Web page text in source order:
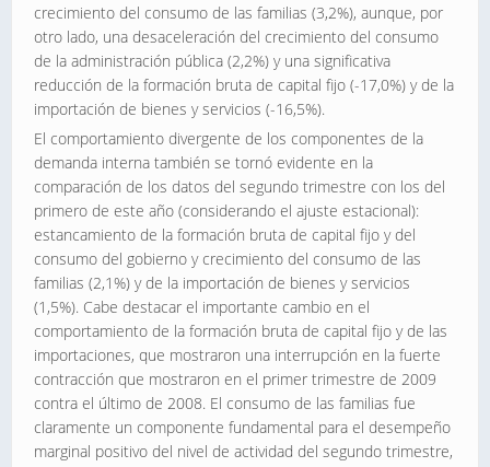
crecimiento del consumo de las familias (3,2%), aunque, por
otro lado, una desaceleración del crecimiento del consumo
de la administración pública (2,2%) y una significativa
reducción de la formación bruta de capital fijo (-17,0%) y de la
importación de bienes y servicios (-16,5%).
El comportamiento divergente de los componentes de la
demanda interna también se tornó evidente en la
comparación de los datos del segundo trimestre con los del
primero de este año (considerando el ajuste estacional):
estancamiento de la formación bruta de capital fijo y del
consumo del gobierno y crecimiento del consumo de las
familias (2,1%) y de la importación de bienes y servicios
(1,5%). Cabe destacar el importante cambio en el
comportamiento de la formación bruta de capital fijo y de las
importaciones, que mostraron una interrupción en la fuerte
contracción que mostraron en el primer trimestre de 2009
contra el último de 2008. El consumo de las familias fue
claramente un componente fundamental para el desempeño
marginal positivo del nivel de actividad del segundo trimestre,